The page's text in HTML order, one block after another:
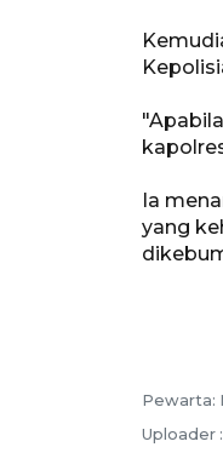
Ia
yang
Pewarta:
Uploader